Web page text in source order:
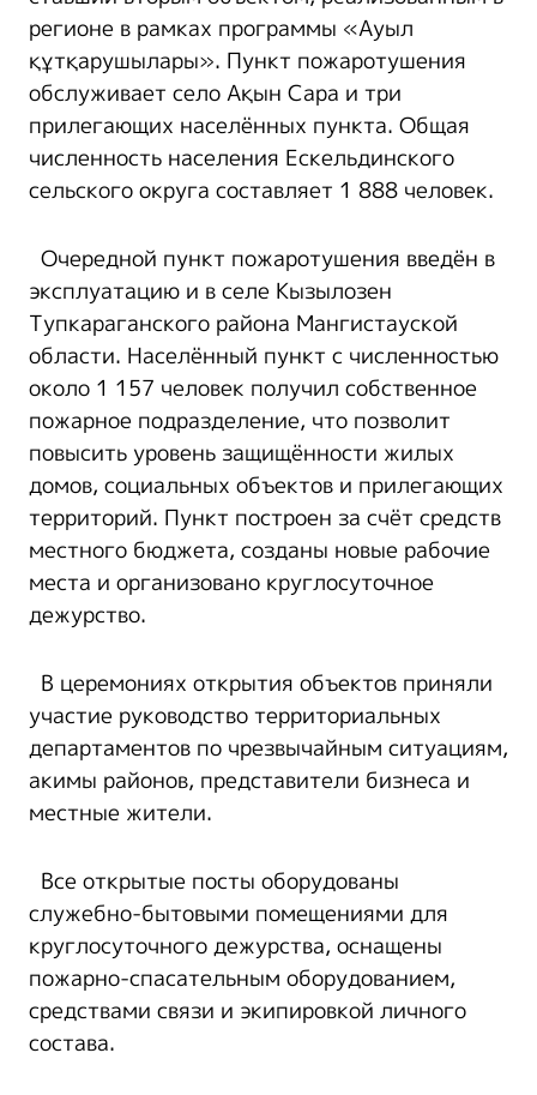
регионе в рамках программы «Ауыл
құтқарушылары». Пункт пожаротушения
обслуживает село Ақын Сара и три
прилегающих населённых пункта. Общая
численность населения Ескельдинского
сельского округа составляет 1 888 человек.
Очередной пункт пожаротушения введён в
эксплуатацию и в селе Кызылозен
Тупкараганского района Мангистауской
области. Населённый пункт с численностью
около 1 157 человек получил собственное
пожарное подразделение, что позволит
повысить уровень защищённости жилых
домов, социальных объектов и прилегающих
территорий. Пункт построен за счёт средств
местного бюджета, созданы новые рабочие
места и организовано круглосуточное
дежурство.
В церемониях открытия объектов приняли
участие руководство территориальных
департаментов по чрезвычайным ситуациям,
акимы районов, представители бизнеса и
местные жители.
Все открытые посты оборудованы
служебно-бытовыми помещениями для
круглосуточного дежурства, оснащены
пожарно-спасательным оборудованием,
средствами связи и экипировкой личного
состава.